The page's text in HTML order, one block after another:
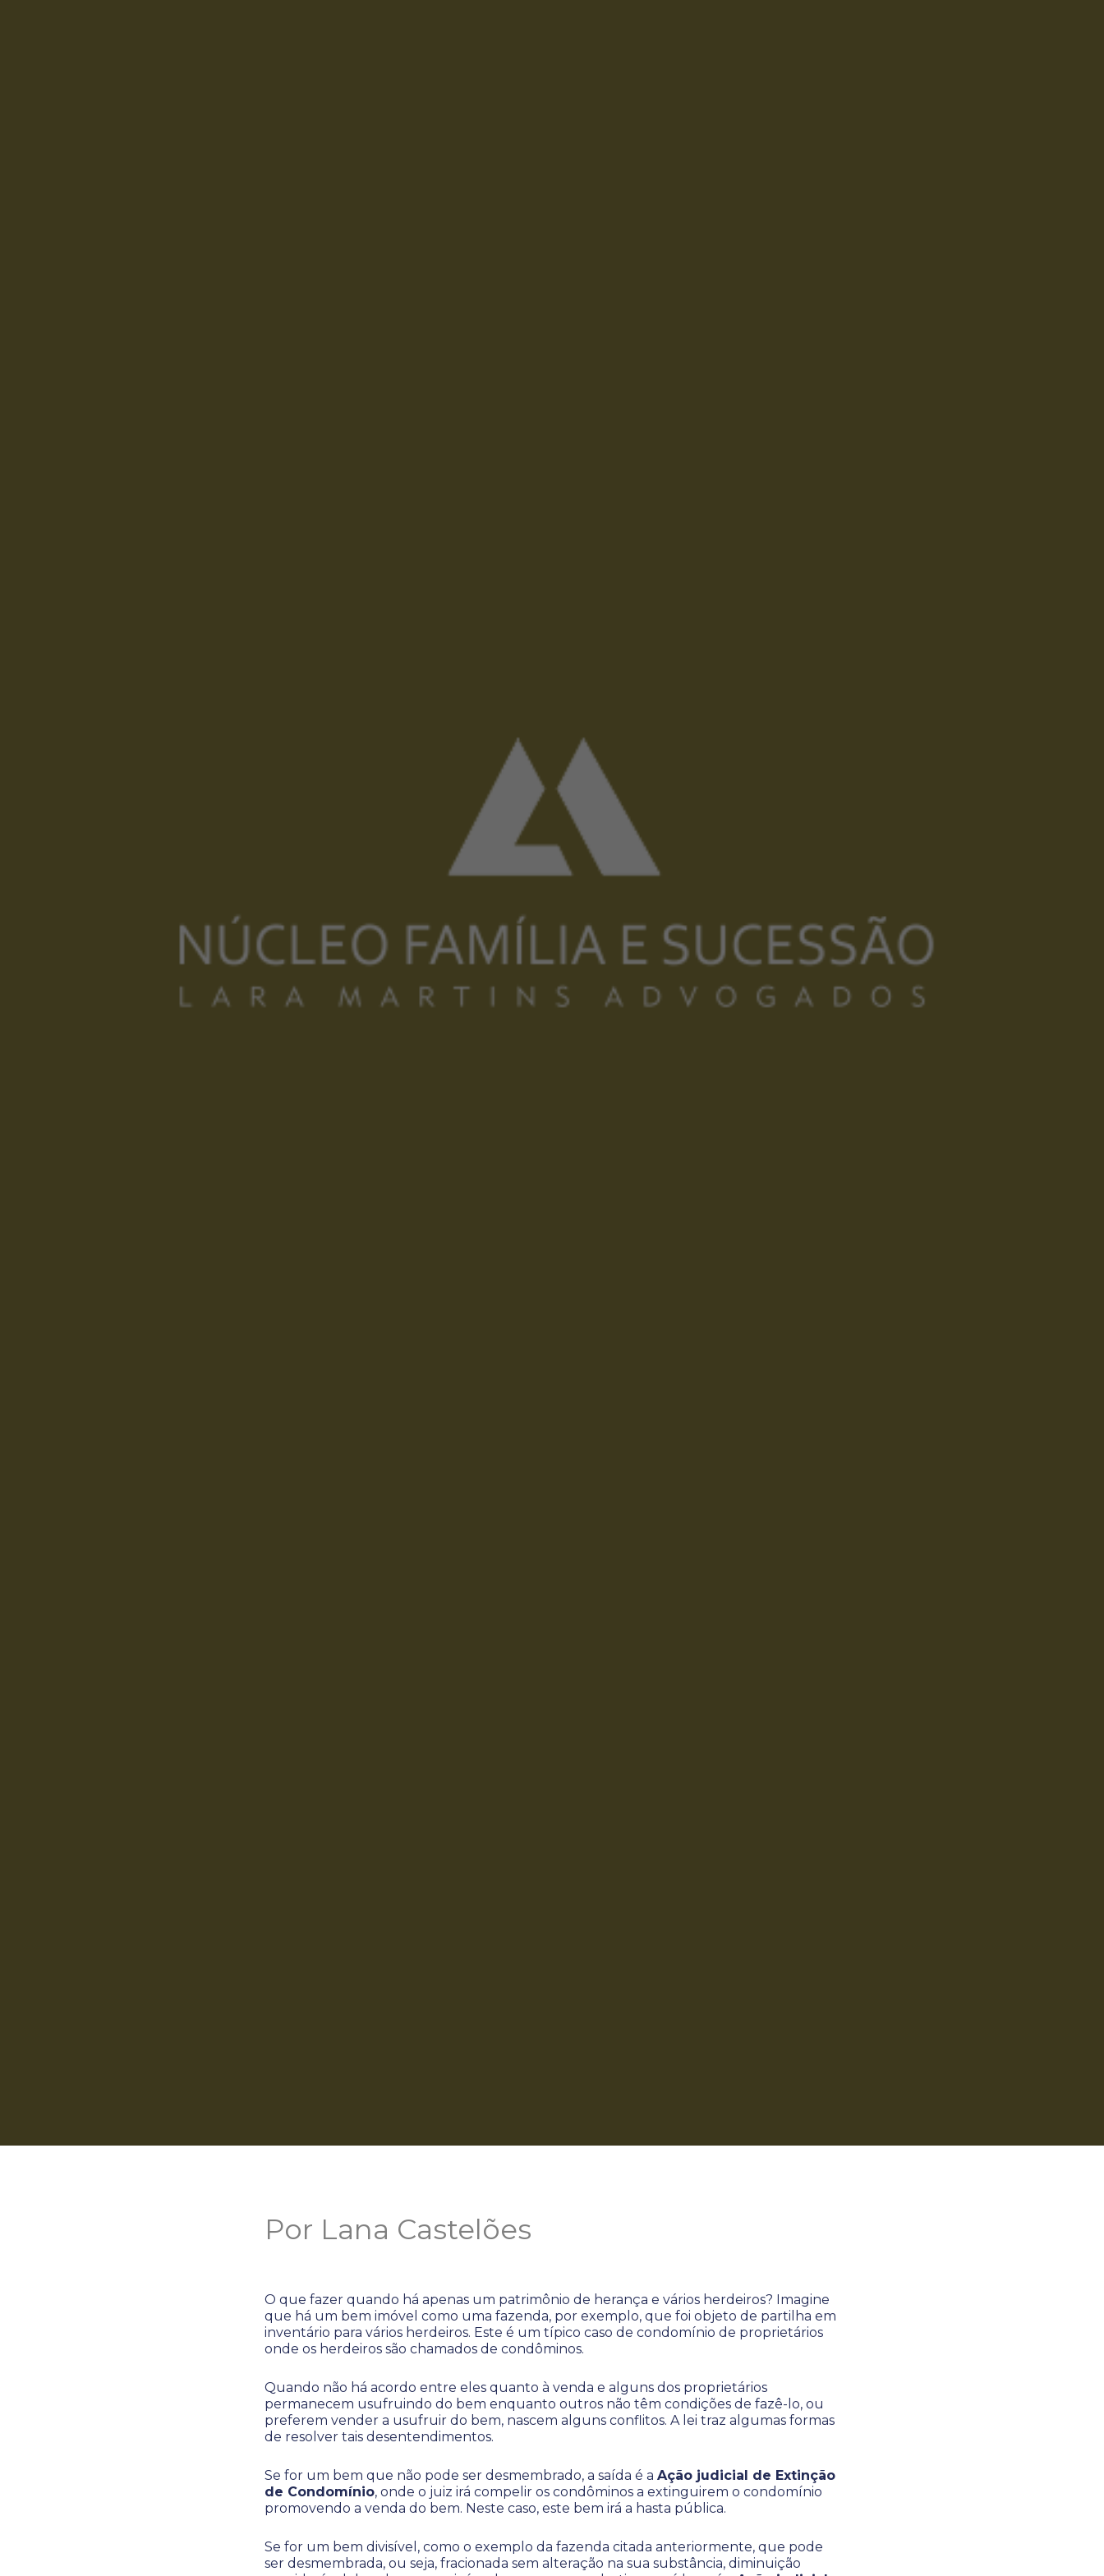
Por Lana Castelões
O que fazer quando há apenas um patrimônio de herança e vários herdeiros? Imagine
que há um bem imóvel como uma fazenda, por exemplo, que foi objeto de partilha em
inventário para vários herdeiros. Este é um típico caso de condomínio de proprietários
onde os herdeiros são chamados de condôminos.
Quando não há acordo entre eles quanto à venda e alguns dos proprietários
permanecem usufruindo do bem enquanto outros não têm condições de fazê-lo, ou
preferem vender a usufruir do bem, nascem alguns conflitos. A lei traz algumas formas
de resolver tais desentendimentos.
Se for um bem que não pode ser desmembrado, a saída é a Ação judicial de Extinção
de Condomínio, onde o juiz irá compelir os condôminos a extinguirem o condomínio
promovendo a venda do bem. Neste caso, este bem irá a hasta pública.
Se for um bem divisível, como o exemplo da fazenda citada anteriormente, que pode
ser desmembrada, ou seja, fracionada sem alteração na sua substância, diminuição